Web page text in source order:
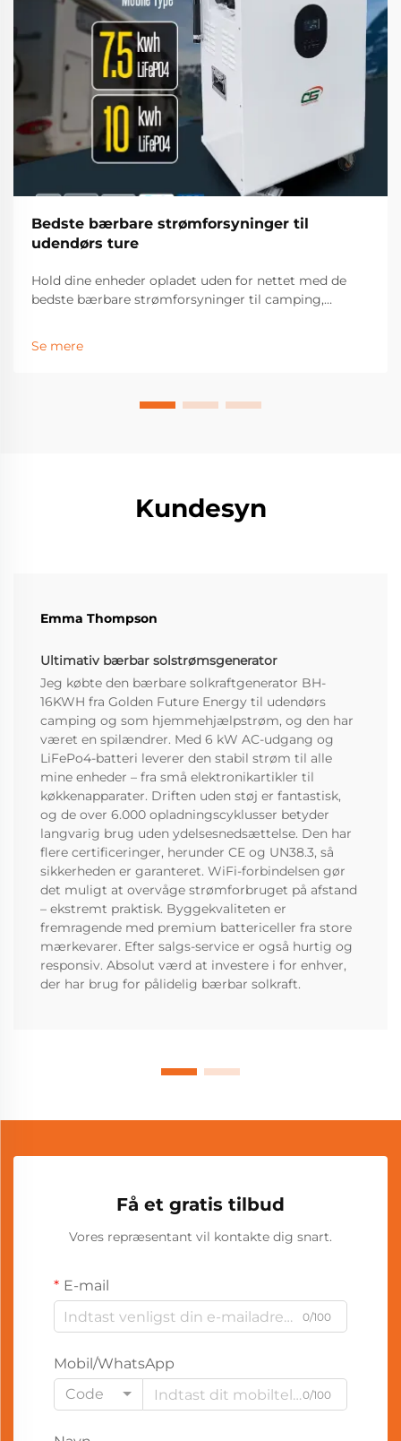
Bedste bærbare strømforsyninger til
udendørs ture
Hold dine enheder opladet uden for nettet med de
bedste bærbare strømforsyninger til camping,
udendørs entusiaster stoler på. Find din perfekte
Se mere
Kundesyn
Emma Thompson
Ultimativ bærbar solstrømsgenerator
Jeg købte den bærbare solkraftgenerator BH-
16KWH fra Golden Future Energy til udendørs
camping og som hjemmehjælpstrøm, og den har
været en spilændrer. Med 6 kW AC-udgang og
LiFePo4-batteri leverer den stabil strøm til alle
mine enheder – fra små elektronikartikler til
køkkenapparater. Driften uden støj er fantastisk,
og de over 6.000 opladningscyklusser betyder
langvarig brug uden ydelsesnedsættelse. Den har
flere certificeringer, herunder CE og UN38.3, så
sikkerheden er garanteret. WiFi-forbindelsen gør
det muligt at overvåge strømforbruget på afstand
– ekstremt praktisk. Byggekvaliteten er
fremragende med premium battericeller fra store
mærkevarer. Efter salgs-service er også hurtig og
responsiv. Absolut værd at investere i for enhver,
der har brug for pålidelig bærbar solkraft.
Få et gratis tilbud
Vores repræsentant vil kontakte dig snart.
E-mail
0/100
Mobil/WhatsApp
Code
0/100